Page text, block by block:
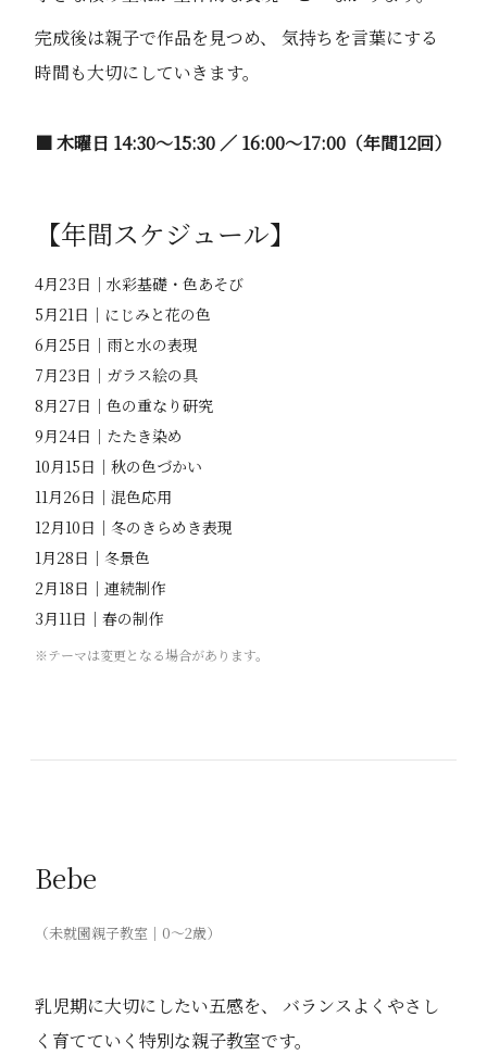
完成後は親子で作品を見つめ、 気持ちを言葉にする
時間も大切にしていきます。
■ 木曜日 14:30〜15:30 ／ 16:00〜17:00（年間12回）
【年間スケジュール】
4月23日｜水彩基礎・色あそび
5月21日｜にじみと花の色
6月25日｜雨と水の表現
7月23日｜ガラス絵の具
8月27日｜色の重なり研究
9月24日｜たたき染め
10月15日｜秋の色づかい
11月26日｜混色応用
12月10日｜冬のきらめき表現
1月28日｜冬景色
2月18日｜連続制作
3月11日｜春の制作
※テーマは変更となる場合があります。
Bebe
（未就園親子教室｜0〜2歳）
乳児期に大切にしたい五感を、 バランスよくやさし
く育てていく特別な親子教室です。